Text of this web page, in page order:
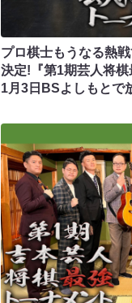
プロ棋士もうなる熱
決定!『第1期芸人将棋
1月3日BSよしもとで